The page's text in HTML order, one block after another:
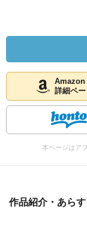
Amazon
詳細ペ
本ページはア
作品紹介・あらす